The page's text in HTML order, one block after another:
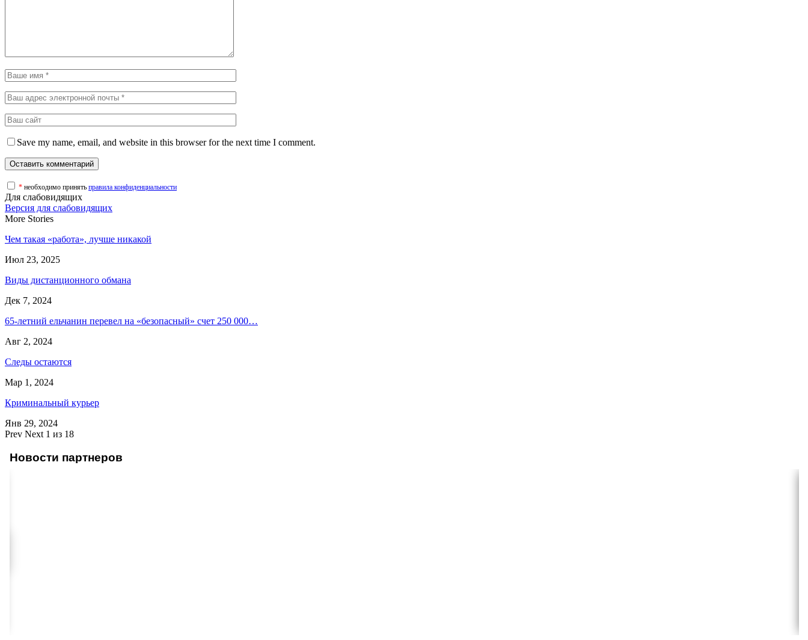
Save my name, email, and website in this browser for the next time I comment.
* необходимо принять правила конфиденциальности
Для слабовидящих
Версия для слабовидящих
More Stories
Чем такая «работа», лучше никакой
Июл 23, 2025
Виды дистанционного обмана
Дек 7, 2024
65-летний ельчанин перевел на «безопасный» счет 250 000…
Авг 2, 2024
Следы остаются
Мар 1, 2024
Криминальный курьер
Янв 29, 2024
Prev Next 1 из 18
Новости партнеров